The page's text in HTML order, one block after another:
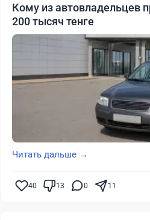
Кому из автовладельцев
200 тысяч тенге
Читать дальше →
40 13 0 11